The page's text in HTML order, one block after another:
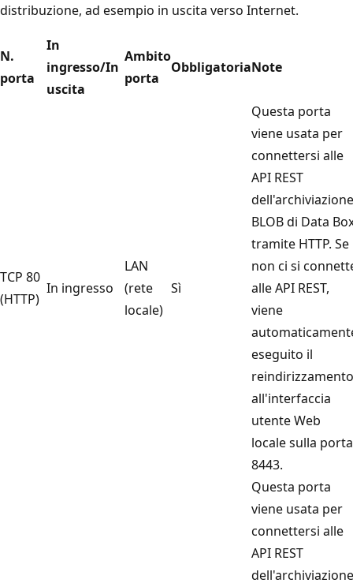
distribuzione, ad esempio in uscita verso Internet.
N.
porta
In
ingresso/In
uscita
Ambito
porta
ObbligatoriaNote
TCP 80
(HTTP)
In ingresso
LAN
(rete
locale)
Sì
Questa porta
viene usata per
connettersi alle
API REST
dell'archiviazione
BLOB di Data
tramite HTTP. Se
non ci si
alle API REST,
viene
eseguito il
reindirizzamento
all'interfaccia
utente Web
locale sulla porta
8443.
Questa porta
viene usata per
connettersi alle
API REST
dell'archiviazione